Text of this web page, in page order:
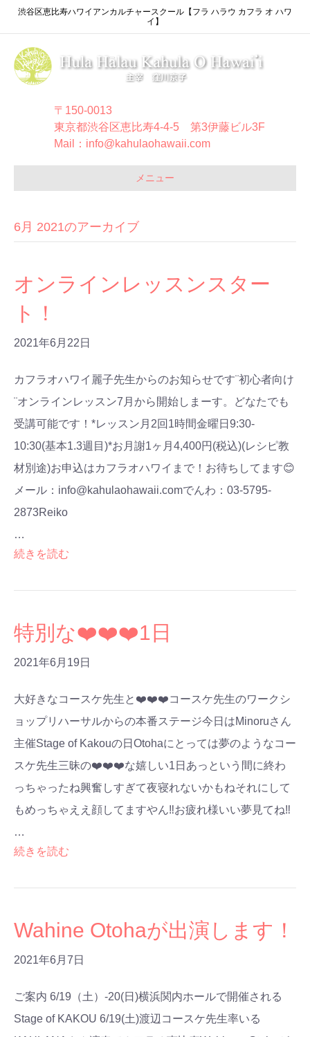
渋谷区恵比寿ハワイアンカルチャースクール【フラ ハラウ カフラ オ ハワ
イ】
〒150-0013
東京都渋谷区恵比寿4-4-5 第3伊藤ビル3F
Mail：info@kahulaohawaii.com
メニュー
6月 2021のアーカイブ
オンラインレッスンスター
ト！
2021年6月22日
カフラオハワイ麗子先生からのお知らせです¨初心者向け
¨オンラインレッスン7月から開始しまーす。どなたでも
受講可能です！*レッスン月2回1時間金曜日9:30-
10:30(基本1.3週目)*お月謝1ヶ月4,400円(税込)(レシピ教
材別途)お申込はカフラオハワイまで！お待ちしてます😊
メール：info@kahulaohawaii.comでんわ：03-5795-
2873Reiko
…
続きを読む
特別な❤️❤️❤️1日
2021年6月19日
大好きなコースケ先生と❤️❤️❤️コースケ先生のワークシ
ョップリハーサルからの本番ステージ今日はMinoruさん
主催Stage of Kakouの日Otohaにとっては夢のようなコー
スケ先生三昧の❤️❤️❤️な嬉しい1日あっという間に終わ
っちゃったね興奮しすぎて夜寝れないかもねそれにして
もめっちゃええ顔してますやん‼️お疲れ様いい夢見てね‼️
…
続きを読む
Wahine Otohaが出演します！
2021年6月7日
ご案内 6/19（土）-20(日)横浜関内ホールで開催される
Stage of KAKOU 6/19(土)渡辺コースケ先生率いる